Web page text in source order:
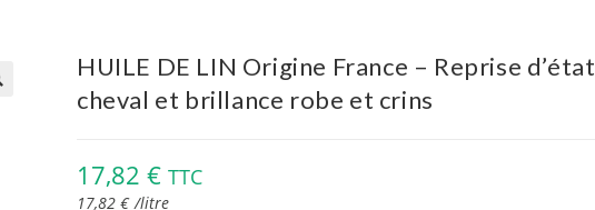
HUILE DE LIN Origine France – Reprise d’état
cheval et brillance robe et crins
17,82€ TTC
17,82€ /litre